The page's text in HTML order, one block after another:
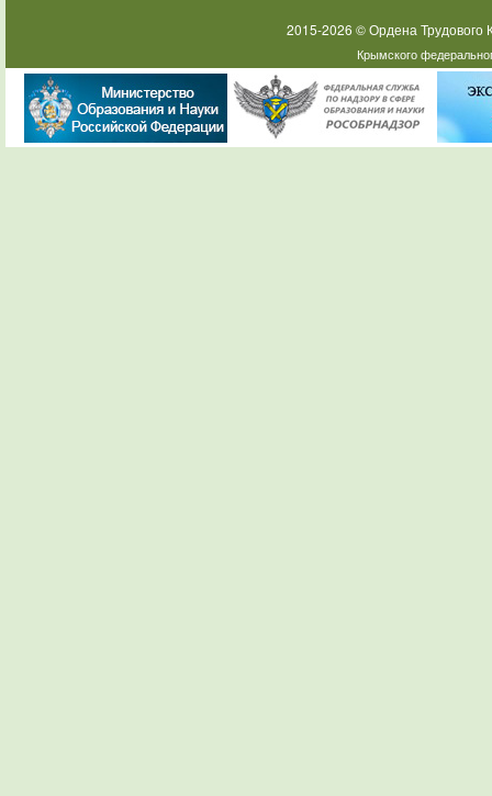
2015-2026 © Ордена
Крымского